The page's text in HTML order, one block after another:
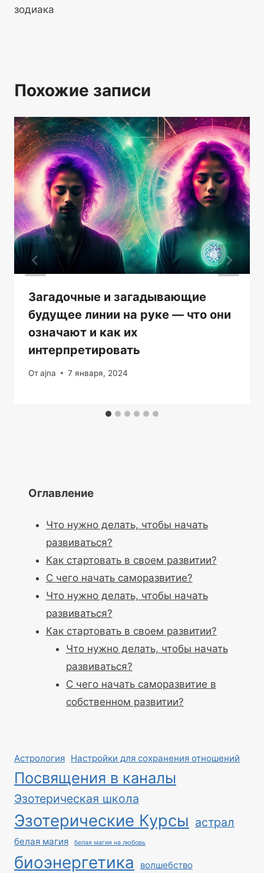
зодиака
Похожие записи
Загадочные и загадывающие
будущее линии на руке — что они
означают и как их
интерпретировать
Отajna 7 января, 2024
Оглавление
Что нужно делать, чтобы начать
развиваться?
Как стартовать в своем развитии?
С чего начать саморазвитие?
Что нужно делать, чтобы начать
развиваться?
Как стартовать в своем развитии?
Что нужно делать, чтобы начать
развиваться?
С чего начать саморазвитие в
собственном развитии?
Астрология Настройки для сохранения отношений
Посвящения в каналы
Эзотерическая школа
Эзотерические Курсы астрал
белая магия белая магия на любовь
биоэнергетика волшебство